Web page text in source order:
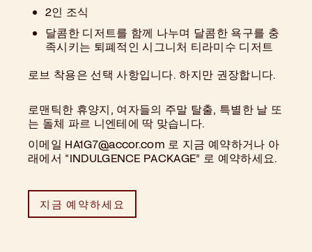
2인 조식
달콤한 디저트를 함께 나누며 달콤한 욕구를 충
족시키는 퇴폐적인 시그니처 티라미수 디저트
로브 착용은 선택 사항입니다. 하지만 권장합니다.
로맨틱한 휴양지, 여자들의 주말 탈출, 특별한 날 또
는 돌체 파르 니엔테에 딱 맞습니다.
이메일 HA1G7@accor.com 로 지금 예약하거나 아
래에서 “INDULGENCE PACKAGE” 로 예약하세요.
지금 예약하세요